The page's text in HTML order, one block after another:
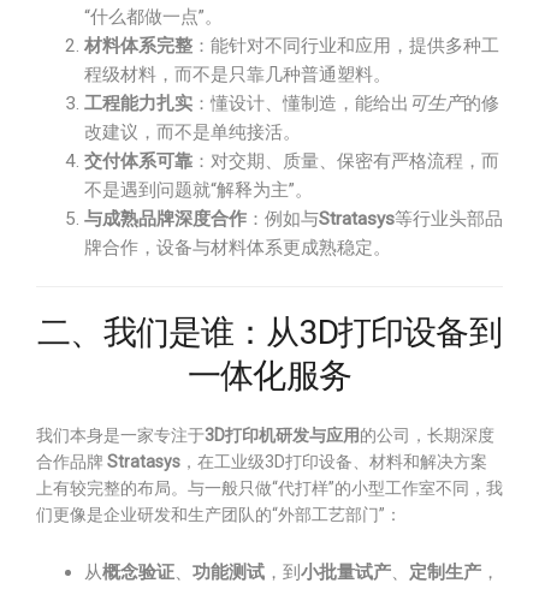
“什么都做一点”。
材料体系完整 ：能针对不同行业和应用，提供多种工
程级材料，而不是只靠几种普通塑料。
工程能力扎实 ：懂设计、懂制造，能给出 可生产的修
改建议，而不是单纯接活。
交付体系可靠 ：对交期、质量、保密有严格流程，而
不是遇到问题就“解释为主”。
与成熟品牌深度合作 ：例如与Stratasys等行业头部品
牌合作，设备与材料体系更成熟稳定。
二、我们是谁：从3D打印设备到
一体化服务
我们本身是一家专注于3D打印机研发与应用的公司，长期深度
合作品牌 Stratasys ，在工业级3D打印设备、材料和解决方案
上有较完整的布局。与一般只做“代打样”的小型工作室不同，我
们更像是企业研发和生产团队的“外部工艺部门”：
从概念验证、 功能测试 ，到 小批量试产、 定制生产 ，